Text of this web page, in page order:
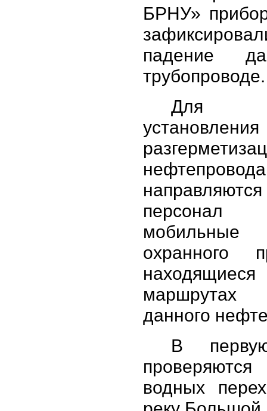
БРНУ»
падение
трубопроводе.
Для
нефтепровода
охранного
данного
В
водных